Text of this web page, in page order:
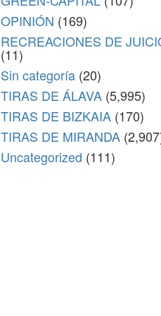
OPINIÓN (169)
RECREACIONES DE
(11)
Sin categoría (20)
TIRAS DE ÁLAVA (5,995)
TIRAS DE BIZKAIA (170)
TIRAS DE MIRANDA
Uncategorized (111)